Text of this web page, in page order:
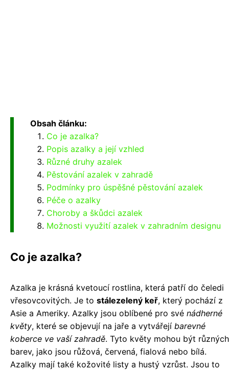
Obsah článku:
Co je azalka?
Popis azalky a její vzhled
Různé druhy azalek
Pěstování azalek v zahradě
Podmínky pro úspěšné pěstování azalek
Péče o azalky
Choroby a škůdci azalek
Možnosti využití azalek v zahradním designu
Co je azalka?
Azalka je krásná kvetoucí rostlina, která patří do čeledi
vřesovcovitých. Je to stálezelený keř, který pochází z
Asie a Ameriky. Azalky jsou oblíbené pro své nádherné
květy, které se objevují na jaře a vytvářejí barevné
koberce ve vaší zahradě. Tyto květy mohou být různých
barev, jako jsou růžová, červená, fialová nebo bílá.
Azalky mají také kožovité listy a hustý vzrůst. Jsou to